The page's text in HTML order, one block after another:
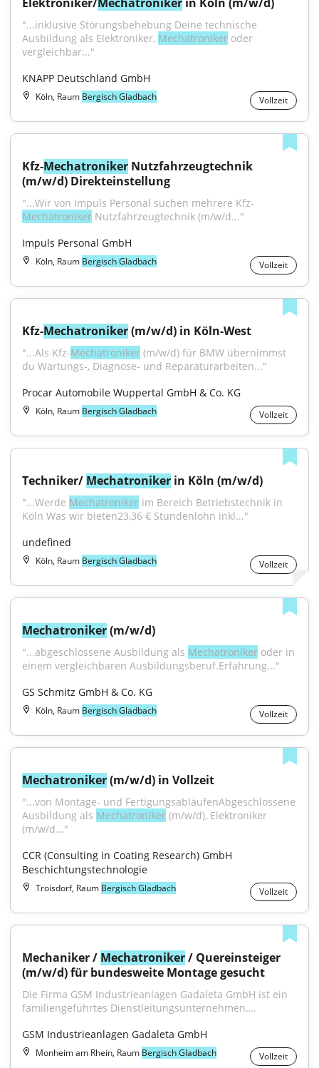
"...inklusive Störungsbehebung Deine technische
Ausbildung als Elektroniker, Mechatroniker oder
vergleichbar..."
KNAPP Deutschland GmbH
Köln, Raum Bergisch Gladbach Vollzeit
Kfz-Mechatroniker Nutzfahrzeugtechnik
(m/w/d) Direkteinstellung
"...Wir von Impuls Personal suchen mehrere Kfz-
Mechatroniker Nutzfahrzeugtechnik (m/w/d..."
Impuls Personal GmbH
Köln, Raum Bergisch Gladbach Vollzeit
Kfz-Mechatroniker (m/w/d) in Köln-West
"...Als Kfz-Mechatroniker (m/w/d) für BMW übernimmst
du Wartungs-, Diagnose- und Reparaturarbeiten..."
Procar Automobile Wuppertal GmbH & Co. KG
Köln, Raum Bergisch Gladbach Vollzeit
Techniker/ Mechatroniker in Köln (m/w/d)
"...Werde Mechatroniker im Bereich Betriebstechnik in
Köln Was wir bieten23,36 € Stundenlohn inkl..."
undefined
Köln, Raum Bergisch Gladbach Vollzeit
Mechatroniker (m/w/d)
"...abgeschlossene Ausbildung als Mechatroniker oder in
einem vergleichbaren Ausbildungsberuf.Erfahrung..."
GS Schmitz GmbH & Co. KG
Köln, Raum Bergisch Gladbach Vollzeit
Mechatroniker (m/w/d) in Vollzeit
"...von Montage- und FertigungsabläufenAbgeschlossene
Ausbildung als Mechatroniker (m/w/d), Elektroniker
(m/w/d..."
CCR (Consulting in Coating Research) GmbH
Beschichtungstechnologie
Troisdorf, Raum Bergisch Gladbach Vollzeit
Mechaniker / Mechatroniker / Quereinsteiger
(m/w/d) für bundesweite Montage gesucht
Die Firma GSM Industrieanlagen Gadaleta GmbH ist ein
familiengeführtes Dienstleitungsunternehmen,...
GSM Industrieanlagen Gadaleta GmbH
Monheim am Rhein, Raum Bergisch Gladbach Vollzeit